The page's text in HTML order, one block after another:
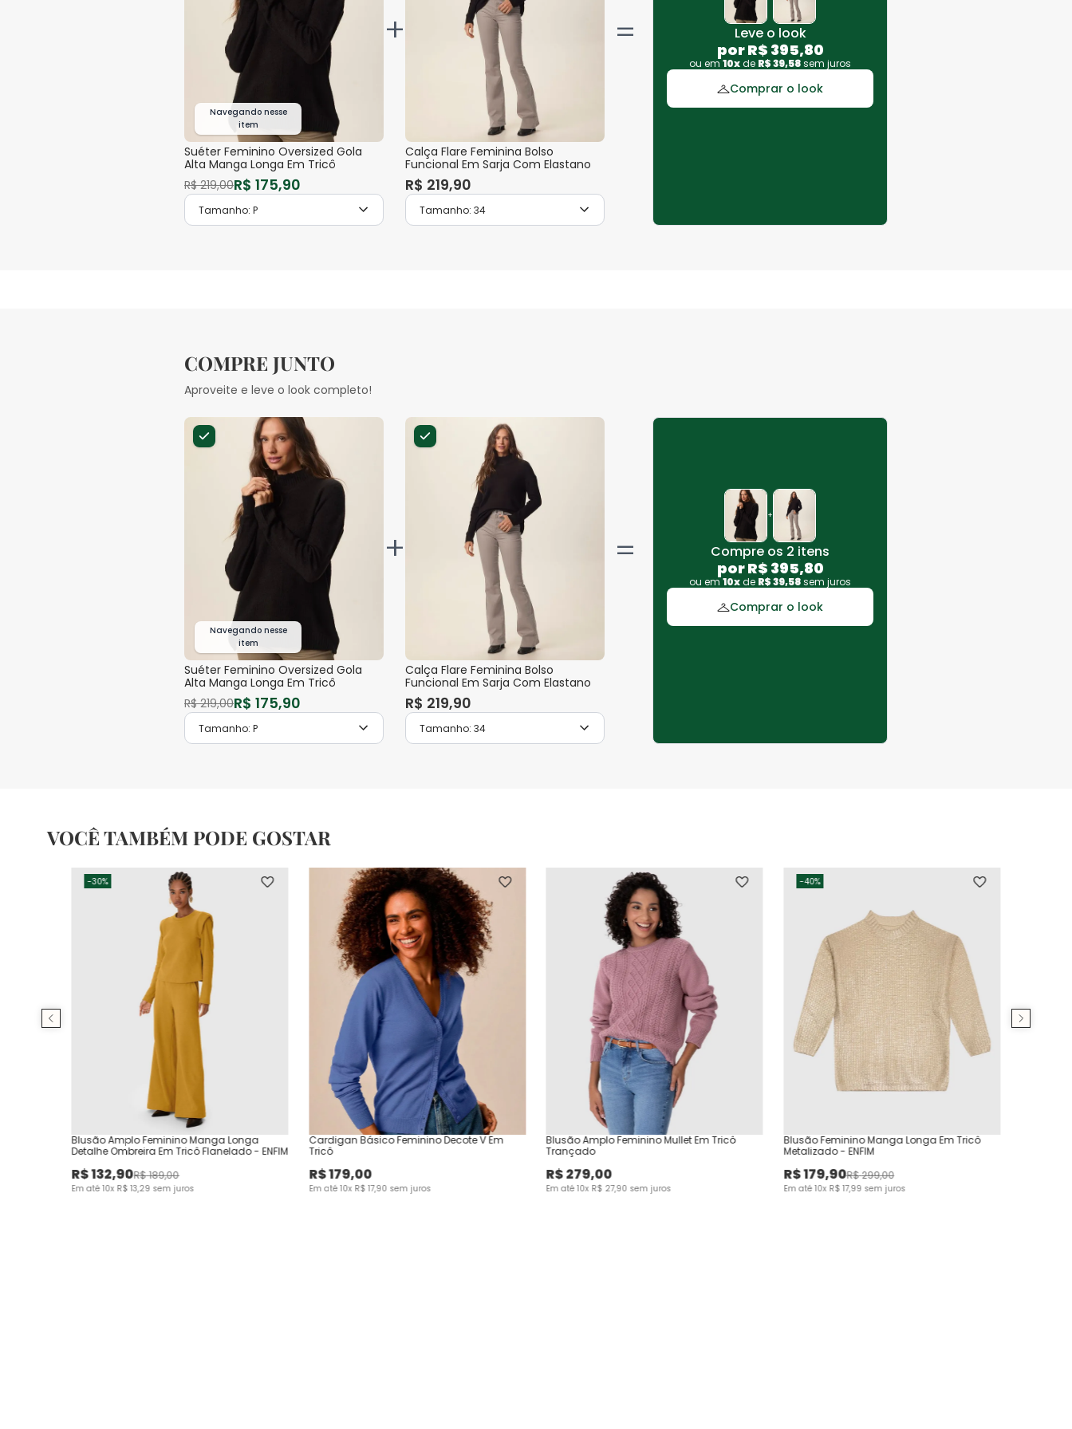
Navegando nesse
item
Suéter Feminino Oversized Gola
Alta Manga Longa Em Tricô
R$ 219,00R$ 175,90
Tamanho: P
+
Calça Flare Feminina Bolso
Funcional Em Sarja Com Elastano
R$ 219,90
Tamanho: 34
Leve o look
porR$ 395,80
ou em10xde R$39,58sem juros
Comprar o look
COMPRE JUNTO
Aproveite e leve o look completo!
Navegando nesse
item
Suéter Feminino Oversized Gola
Alta Manga Longa Em Tricô
R$ 219,00R$ 175,90
Tamanho: P
+
Calça Flare Feminina Bolso
Funcional Em Sarja Com Elastano
R$ 219,90
Tamanho: 34
+
Compre os 2 itens
porR$ 395,80
ou em10xde R$39,58sem juros
Comprar o look
VOCÊ TAMBÉM PODE GOSTAR
-30%
Blusão Amplo Feminino Manga Longa
Detalhe Ombreira Em Tricô Flanelado - ENFIM
R$132,90R$189,00
Em até10x R$ 13,29 sem juros
Cardigan Básico Feminino Decote V Em
Tricô
R$179,00
Em até10x R$ 17,90 sem juros
Blusão Amplo Feminino Mullet Em Tricô
Trançado
R$279,00
Em até10x R$ 27,90 sem juros
-40%
Blusão Feminino Manga Longa Em Tricô
Metalizado - ENFIM
R$179,90R$299,00
Em até10x R$ 17,99 sem juros